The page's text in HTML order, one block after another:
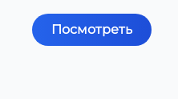
Посмотреть